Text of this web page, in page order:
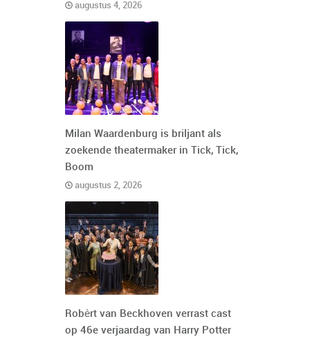
augustus 4, 2026
Milan Waardenburg is briljant als
zoekende theatermaker in Tick, Tick,
Boom
augustus 2, 2026
Robèrt van Beckhoven verrast cast
op 46e verjaardag van Harry Potter